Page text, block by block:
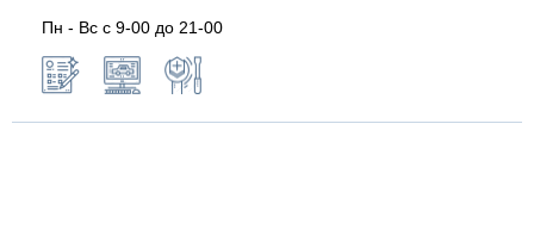
Пн - Вс с 9-00 до 21-00